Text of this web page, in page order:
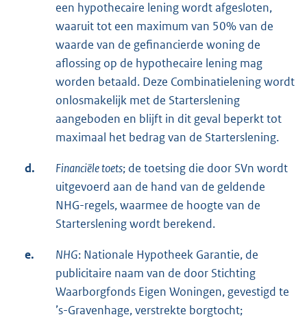
een hypothecaire lening wordt afgesloten,
waaruit tot een maximum van 50% van de
waarde van de gefinancierde woning de
aflossing op de hypothecaire lening mag
worden betaald. Deze Combinatielening wordt
onlosmakelijk met de Starterslening
aangeboden en blijft in dit geval beperkt tot
maximaal het bedrag van de Starterslening.
d. Financiële toets; de toetsing die door SVn wordt
uitgevoerd aan de hand van de geldende
NHG-regels, waarmee de hoogte van de
Starterslening wordt berekend.
e. NHG: Nationale Hypotheek Garantie, de
publicitaire naam van de door Stichting
Waarborgfonds Eigen Woningen, gevestigd te
’s-Gravenhage, verstrekte borgtocht;